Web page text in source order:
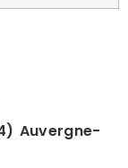
Auvergne-